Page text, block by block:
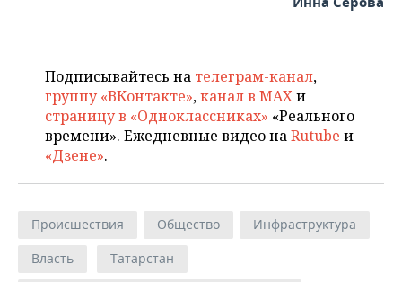
Подписывайтесь на телеграм-канал,
группу «ВКонтакте»,канал в MAXи
страницу в «Одноклассниках» «Реального
времени». Ежедневные видео наRutube и
«Дзене».
Происшествия Общество
Инфраструктура
Власть
Татарстан